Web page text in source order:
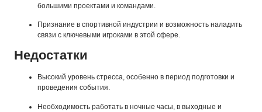
большими проектами и командами.
Признание в спортивной индустрии и возможность наладить
связи с ключевыми игроками в этой сфере.
Недостатки
Высокий уровень стресса, особенно в период подготовки и
проведения события.
Необходимость работать в ночные часы, в выходные и